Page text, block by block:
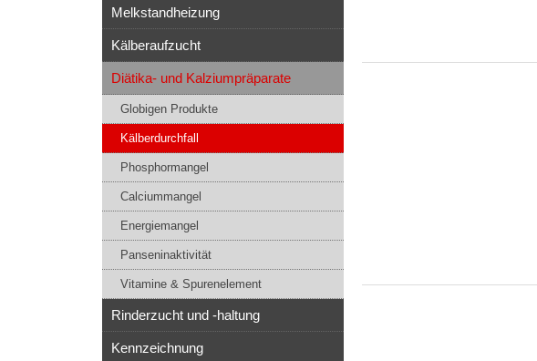
Melkstandheizung
Kälberaufzucht
Diätika- und Kalziumpräparate
Globigen Produkte
Kälberdurchfall
Phosphormangel
Calciummangel
Energiemangel
Panseninaktivität
Vitamine & Spurenelement
Rinderzucht und -haltung
Kennzeichnung